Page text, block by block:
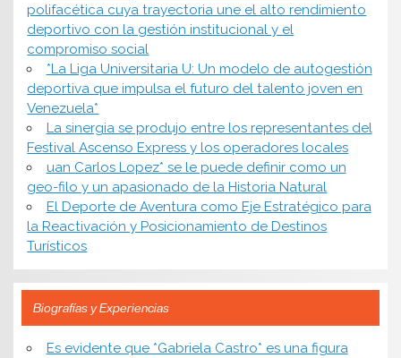
polifacética cuya trayectoria une el alto rendimiento
deportivo con la gestión institucional y el
compromiso social
*​La Liga Universitaria U: Un modelo de autogestión
deportiva que impulsa el futuro del talento joven en
Venezuela*
La sinergia se produjo entre los representantes del
Festival Ascenso Express y los operadores locales
uan Carlos Lopez* se le puede definir como un
geo-filo y un apasionado de la Historia Natural
El Deporte de Aventura como Eje Estratégico para
la Reactivación y Posicionamiento de Destinos
Turísticos
Biografías y Experiencias
Es evidente que *Gabriela Castro* es una figura